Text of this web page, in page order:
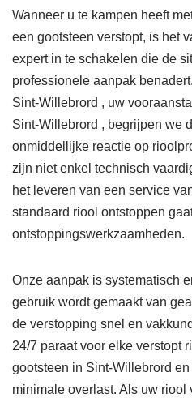
Wanneer u te kampen heeft
een gootsteen verstopt, is het
expert in te schakelen die de
professionele aanpak
Sint-Willebrord , uw
Sint-Willebrord , begrijpen we
onmiddellijke reactie op
zijn niet enkel technisch
het leveren van een service
standaard riool ontstoppen
ontstoppingswerkzaamheden.
Onze aanpak is systematisch
gebruik wordt gemaakt van
de verstopping snel en
24/7 paraat voor elke verstopt
gootsteen in Sint-Willebrord
minimale overlast. Als uw riool